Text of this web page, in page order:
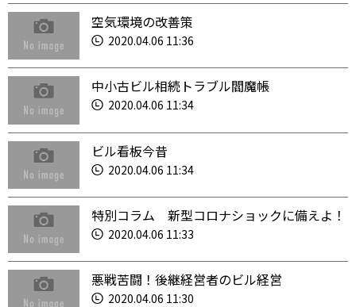
空気環境の改善策
2020.04.06 11:36
中小古ビル相続トラブル閻魔帳
2020.04.06 11:34
ビル看板今昔
2020.04.06 11:34
特別コラム 新型コロナショックに備えよ！
2020.04.06 11:33
悪戦苦闘！後継経営者のビル経営
2020.04.06 11:30